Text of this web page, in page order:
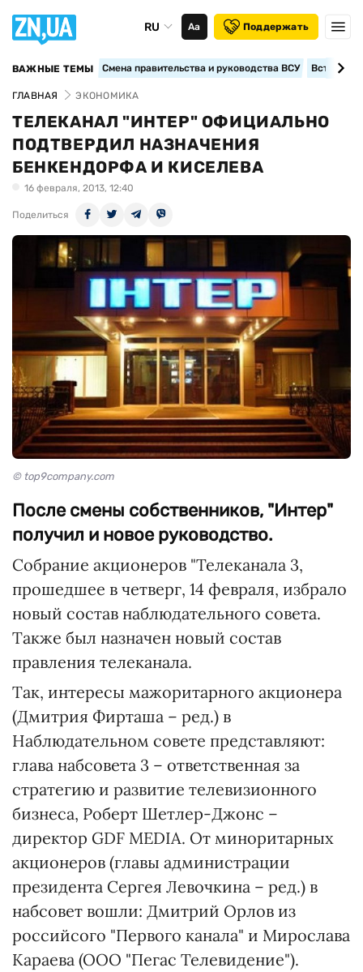
RU Аа Поддержать
ВАЖНЫЕ ТЕМЫ Смена правительства и руководства ВСУ
ГЛАВНАЯ ЭКОНОМИКА
ТЕЛЕКАНАЛ "ИНТЕР" ОФИЦИАЛЬНО
ПОДТВЕРДИЛ НАЗНАЧЕНИЯ
БЕНКЕНДОРФА И КИСЕЛЕВА
16 февраля, 2013, 12:40
Поделиться
© top9company.com
После смены собственников, "Интер"
получил и новое руководство.
Собрание акционеров "Телеканала 3,
прошедшее в четверг, 14 февраля, избрало
новый состав наблюдательного совета.
Также был назначен новый состав
правления телеканала.
Так, интересы мажоритарного акционера
(Дмитрия Фирташа – ред.) в
Наблюдательном совете представляют:
глава набсовета 3 – ответственная за
стратегию и развитие телевизионного
бизнеса, Роберт Шетлер-Джонс –
директор GDF MEDIA. От миноритарных
акционеров (главы администрации
президента Сергея Левочкина – ред.) в
набсовет вошли: Дмитрий Орлов из
российсого "Первого канала" и Мирослава
Караева (ООО "Пегас Телевидение").